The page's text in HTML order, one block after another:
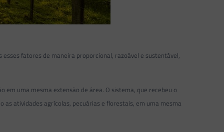
fatores de maneira proporcional, razoável e sustentável,
em uma mesma extensão de área. O sistema, que recebeu o
atividades agrícolas, pecuárias e florestais, em uma mesma